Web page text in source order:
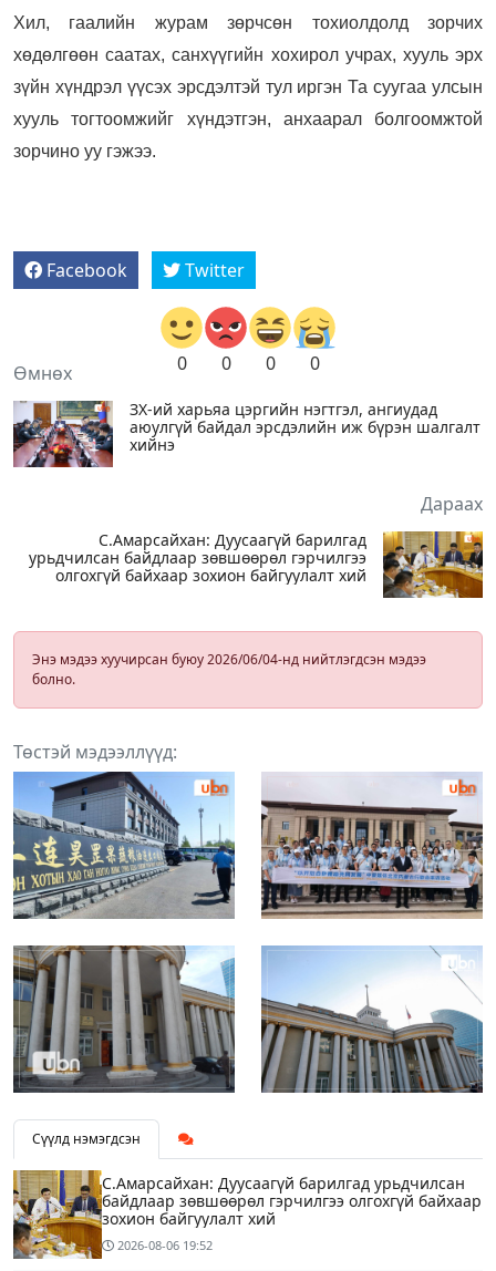
Хил, гаалийн журам зөрчсөн тохиолдолд зорчих
хөдөлгөөн саатах, санхүүгийн хохирол учрах, хууль эрх
зүйн хүндрэл үүсэх эрсдэлтэй тул иргэн Та суугаа улсын
хууль тогтоомжийг хүндэтгэн, анхаарал болгоомжтой
зорчино уу гэжээ.
Facebook Twitter
0 0 0 0
Өмнөх
ЗХ-ий харьяа цэргийн нэгтгэл, ангиудад
аюулгүй байдал эрсдэлийн иж бүрэн шалгалт
хийнэ
Дараах
С.Амарсайхан: Дуусаагүй барилгад
урьдчилсан байдлаар зөвшөөрөл гэрчилгээ
олгохгүй байхаар зохион байгуулалт хий
Энэ мэдээ хуучирсан буюу 2026/06/04-нд нийтлэгдсэн мэдээ
болно.
Төстэй мэдээллүүд:
Сүүлд нэмэгдсэн
С.Амарсайхан: Дуусаагүй барилгад урьдчилсан
байдлаар зөвшөөрөл гэрчилгээ олгохгүй байхаар
зохион байгуулалт хий
2026-08-06 19:52